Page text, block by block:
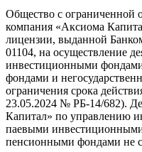
Общество с ограниченной
компания «Аксиома
лицензии, выданной
01104, на осуществление
инвестиционными
фондами и
ограничения срока
23.05.2024 № РБ-14/682).
Капитал» по управлению
паевыми
пенсионными фондами не